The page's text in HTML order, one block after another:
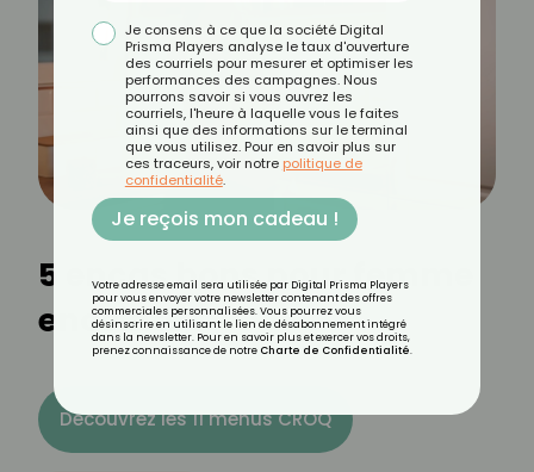
5 encas bons pour femme
enceinte
Découvrez les 11 menus CROQ
Je consens à ce que la société Digital
Prisma Players analyse le taux d'ouverture
des courriels pour mesurer et optimiser les
performances des campagnes. Nous
pourrons savoir si vous ouvrez les
courriels, l'heure à laquelle vous le faites
ainsi que des informations sur le terminal
que vous utilisez. Pour en savoir plus sur
ces traceurs, voir notre politique de
confidentialité.
Je reçois mon cadeau !
Votre adresse email sera utilisée par Digital Prisma Players
pour vous envoyer votre newsletter contenant des offres
commerciales personnalisées. Vous pourrez vous
désinscrire en utilisant le lien de désabonnement intégré
dans la newsletter. Pour en savoir plus et exercer vos droits,
prenez connaissance de notre Charte de Confidentialité.